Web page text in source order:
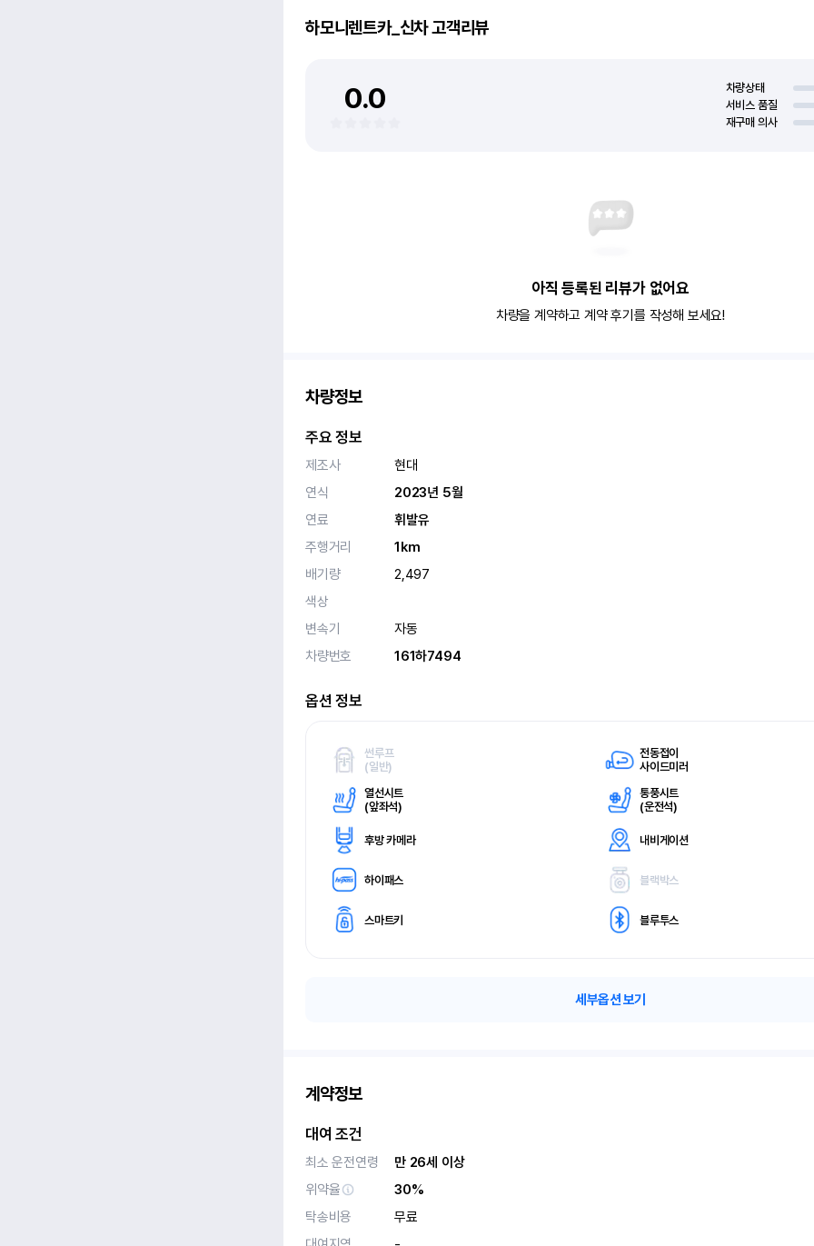
하모니렌트카_신차고객리뷰
0.0 차량상태
서비스 품질
재구매 의사
아직 등록된 리뷰가 없어요
차량을 계약하고 계약 후기를 작성해 보세요!
차량정보
주요 정보
제조사
현대
연식
2023년 5월
연료
휘발유
주행거리
1km
배기량
2,497
색상
변속기
자동
차량번호
161하7494
옵션 정보
썬루프
(일반)
전동접이
사이드미러
열선시트
(앞좌석)
통풍시트
(운전석)
후방 카메라 내비게이션
하이패스 블랙박스
스마트키 블루투스
세부옵션 보기
계약정보
대여 조건
최소 운전연령
만 26세 이상
위약율
30%
탁송비용
무료